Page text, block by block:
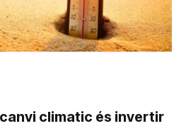
climatic és invertir